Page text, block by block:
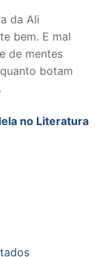
da Ali
bem. E mal
de mentes
botam
no Literatura